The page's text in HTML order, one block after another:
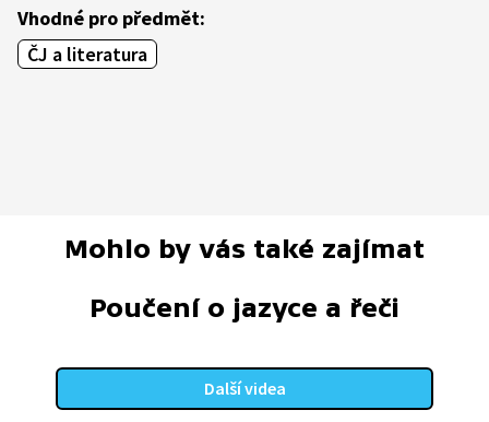
Vhodné pro předmět:
ČJ a literatura
Mohlo by vás také zajímat
Poučení o jazyce a řeči
Další videa